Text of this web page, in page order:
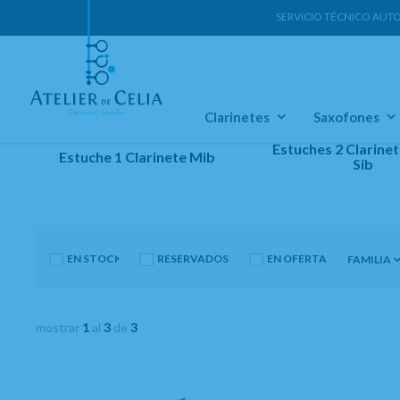
SERVICIO TÉCNICO
Clarinetes Saxofones
Accesorios Clarinete Mib Estuches
Estuche 1 Clarinete Mib
Estuches 2
Sib
EN STOCK. CÓMPRALO Y LO RECIBIRÁS AL DIA SIGUIENTE
RESERVADOS EN OFERTA FAMILIA
mostrar 1 al 3 de 3